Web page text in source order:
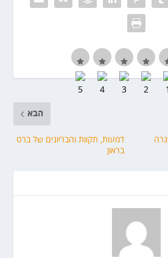
הבא
דמעות, תקוות והבריונים של ברט
בראון